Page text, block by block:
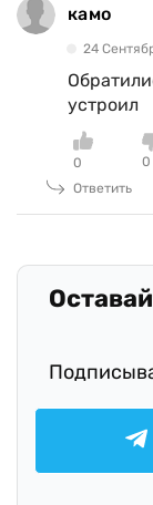
камо
24
устроил
0
0
Ответить